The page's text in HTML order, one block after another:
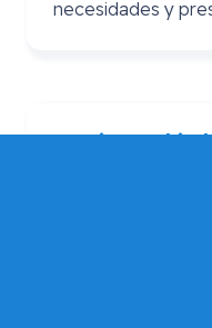
necesidades y
Precio cambio